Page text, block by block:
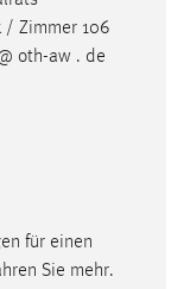
/ Zimmer 106
oth-aw . de
für einen
Sie mehr.
in diesem Cookie
der Website.